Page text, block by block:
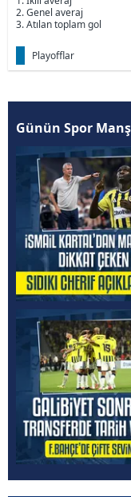
2. Genel averaj
3. Atılan toplam gol
Playofflar
Günün Spor